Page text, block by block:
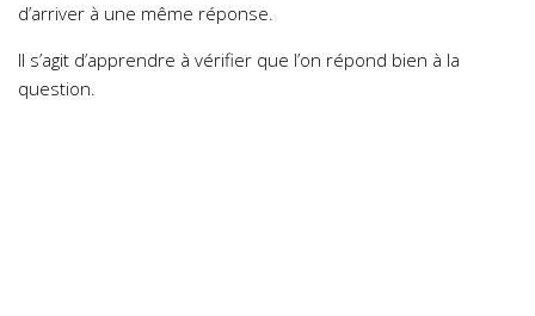
d’arriver à une même réponse.
Il s’agit d’apprendre à vérifier que l’on répond bien à la
question.